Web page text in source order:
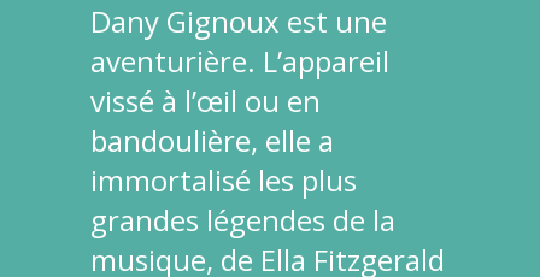
Dany Gignoux est une
aventurière. L’appareil
vissé à l’œil ou en
bandoulière, elle a
immortalisé les plus
grandes légendes de la
musique, de Ella Fitzgerald